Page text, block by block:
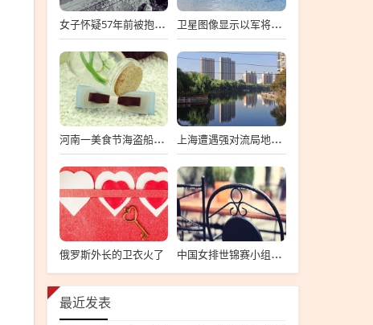
女子怀疑57年前被抱错 寻亲生父母 卫星图像显示以军将有大动作
河南一美食节海盗船拦腰折断 上海遭遇强对流局地半小时降温13℃
俄罗斯外长的卫衣火了 中国女排世锦赛小组第一
最近发表